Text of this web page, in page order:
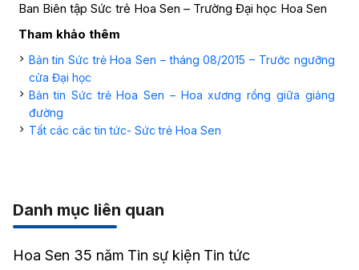
Ban Biên tập Sức trẻ Hoa Sen – Trường Đại học Hoa Sen
Tham khảo thêm
Bản tin Sức trẻ Hoa Sen – tháng 08/2015 – Trước ngưỡng
cửa Đại học
Bản tin Sức trẻ Hoa Sen – Hoa xương rồng giữa giảng
đường
Tất các các tin tức- Sức trẻ Hoa Sen
Danh mục liên quan
Hoa Sen 35 năm Tin sự kiện Tin tức